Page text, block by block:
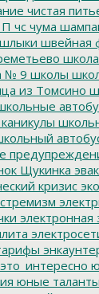
чистая
чс чума
швейная
школа
№ 9 школы
из Томсино
Щукинка
кризис
электронная
это_интересно
юные таланты